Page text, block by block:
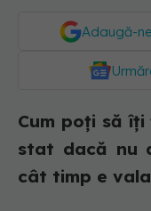
Adaugă-
Cum poți să
stat dacă nu
cât timp e